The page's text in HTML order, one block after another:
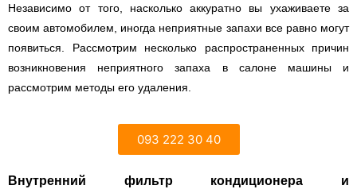
Независимо от того, насколько аккуратно вы ухаживаете за
своим автомобилем, иногда неприятные запахи все равно могут
появиться. Рассмотрим несколько распространенных причин
возникновения неприятного запаха в салоне машины и
рассмотрим методы его удаления.
093 222 30 40
Внутренний фильтр кондиционера и